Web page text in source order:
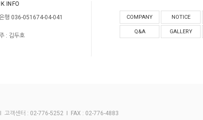
INFO
행 036-051674-04-041
: 김두호
COMPANY NOTICE
Q&A GALLERY
고객센터 : 02-776-5252 I FAX : 02-776-4883